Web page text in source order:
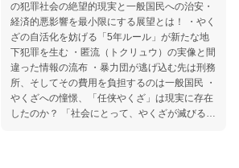
水から墓石まで」の細木商法 第九章 墓地が炙
り出す「最愛の男」 終 章 低俗な時代を謳歌
する女ヤクザ 付 記 「反論と訴訟」という墓
穴 解 説 鈴木エイト
の犯罪社会の絶望的現実と一般国民への治安・
経済的悪影響を最小限にする展望とは！ ・やく
ざの自活化を妨げる「5年ルール」が新たな地
下犯罪を生む ・匿流（トクリュウ）の実像と間
違った情報の流布 ・暴力団が逃げ込む先は刑務
所、そしてその費用を負担するのは一般国民 ・
やくざへの憧憬、「任侠やくざ」は現実に存在
したのか？ 「社会にとって、やくざが滅びるの